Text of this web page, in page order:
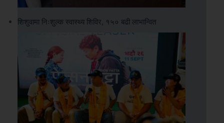
शिशुवामा निःशुल्क स्वास्थ्य शिविर, १५० बढी लाभान्वित